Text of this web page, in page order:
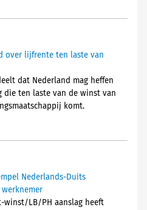
over lijfrente ten laste van
dat Nederland mag heffen
ten laste van de winst van
komt.
Nederlands-Duits
winst/LB/PH aanslag heeft